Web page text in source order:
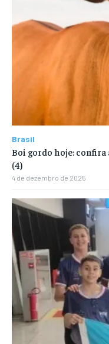
Brasil
Boi gordo hoje: confira
(4)
4 de dezembro de 2025